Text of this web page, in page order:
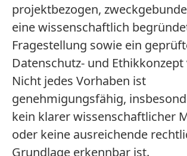
projektbezogen,
eine wissenschaftlich
Fragestellung sowie ein
Datenschutz- und Ethikkonzept
Nicht jedes Vorhaben ist
genehmigungsfähig,
kein klarer wissenschaftlicher
oder keine ausreichende
Grundlage erkennbar ist.